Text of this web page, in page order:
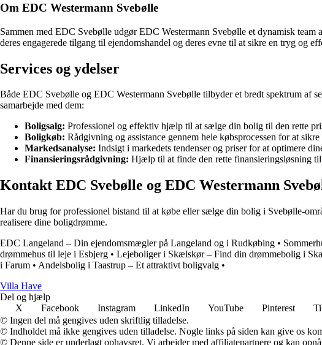
Om EDC Westermann Svebølle
Sammen med EDC Svebølle udgør EDC Westermann Svebølle et dynamisk
deres engagerede tilgang til ejendomshandel og deres evne til at sikre en tryg og
Services og ydelser
Både EDC Svebølle og EDC Westermann Svebølle tilbyder et bredt spektrum af
samarbejde med dem:
Boligsalg: Professionel og effektiv hjælp til at sælge din bolig til den rette
Boligkøb: Rådgivning og assistance gennem hele købsprocessen for at
Markedsanalyse: Indsigt i markedets tendenser og priser for at optimere
Finansieringsrådgivning: Hjælp til at finde den rette finansieringsløsning
Kontakt EDC Svebølle og EDC Westermann
Har du brug for professionel bistand til at købe eller sælge din bolig i Svebølle-
realisere dine boligdrømme.
EDC Langeland – Din ejendomsmægler på Langeland og i Rudkøbing •
drømmehus til leje i Esbjerg • Lejeboliger i Skælskør – Find din drømmebolig i
i Farum • Andelsbolig i Taastrup – Et attraktivt boligvalg •
Villa Have
Del og hjælp
X
Facebook Instagram LinkedIn YouTube Pinterest
© Ingen del må gengives uden skriftlig tilladelse.
© Indholdet må ikke gengives uden tilladelse. Nogle links på siden kan give os
© Denne side er underlagt ophavsret. Vi arbejder med affiliatepartnere og kan